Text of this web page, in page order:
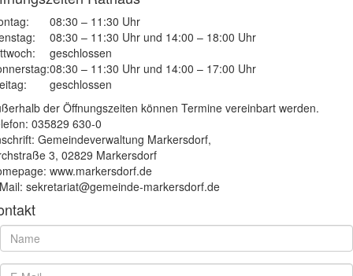
08:30 – 11:30 Uhr
08:30 – 11:30 Uhr und 14:00 – 18:00 Uhr
geschlossen
08:30 – 11:30 Uhr und 14:00 – 17:00 Uhr
geschlossen
der Öffnungszeiten können Termine vereinbart werden.
035829 630-0
Gemeindeverwaltung Markersdorf,
3, 02829 Markersdorf
www.markersdorf.de
sekretariat@gemeinde-markersdorf.de